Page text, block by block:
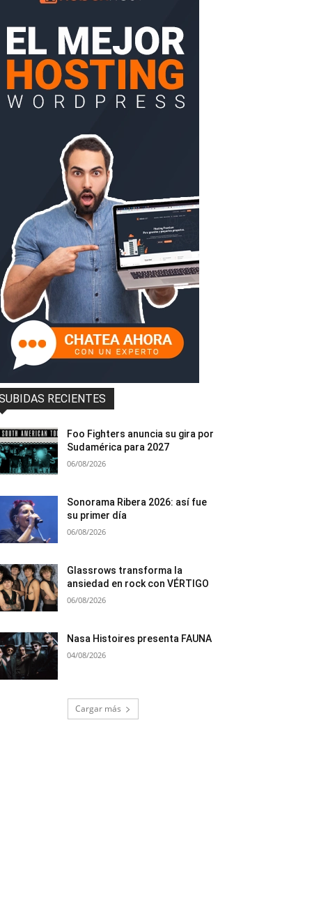
RECIENTES
Foo Fighters anuncia su gira por
Sudamérica para 2027
06/08/2026
Sonorama Ribera 2026: así fue
su primer día
06/08/2026
Glassrows transforma la
ansiedad en rock con VÉRTIGO
06/08/2026
Nasa Histoires presenta FAUNA
04/08/2026
Cargar más